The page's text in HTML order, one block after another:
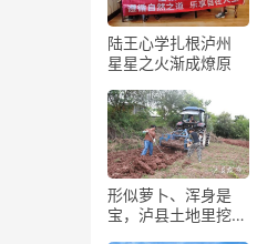
陆王心学扎根泸州
星星之火渐成燎原
形似萝卜、浑身是
宝，泸县土地里挖出